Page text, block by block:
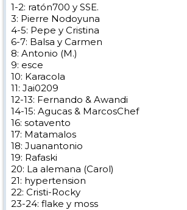
1-2: ratón700 y SSE.
3: Pierre Nodoyuna
4-5: Pepe y Cristina
6-7: Balsa y Carmen
8: Antonio (M.)
9: esce
10: Karacola
11: Jai0209
12-13: Fernando & Awandi
14-15: Agucas & MarcosChef
16: sotavento
17: Matamalos
18: Juanantonio
19: Rafaski
20: La alemana (Carol)
21: hypertension
22: Cristi-Rocky
23-24: flake y moss